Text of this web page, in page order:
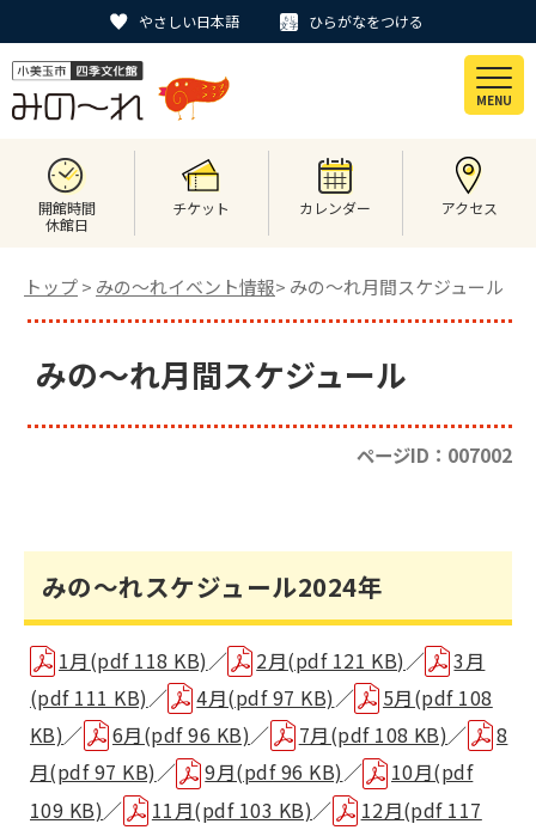
やさしい日本語 ひらがなをつける
MENU
開館時間
休館日
チケット カレンダー アクセス
トップ> みの〜れイベント情報> みの～れ月間スケジュール
みの～れ月間スケジュール
ページID：007002
みの～れスケジュール2024年
1月(pdf 118 KB)／ 2月(pdf 121 KB)／
3月
(pdf 111 KB)／ 4月(pdf 97 KB)／
5月(pdf 108
KB)／ 6月(pdf 96 KB)／ 7月(pdf 108 KB)／
8
月(pdf 97 KB)／ 9月(pdf 96 KB)／
10月(pdf
109 KB)／ 11月(pdf 103 KB)／
12月(pdf 117